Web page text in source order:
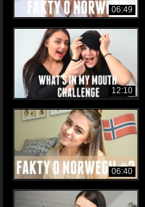
06:49
12:10
06:40